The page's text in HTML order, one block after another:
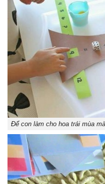
Để con làm cho hoa trái mùa